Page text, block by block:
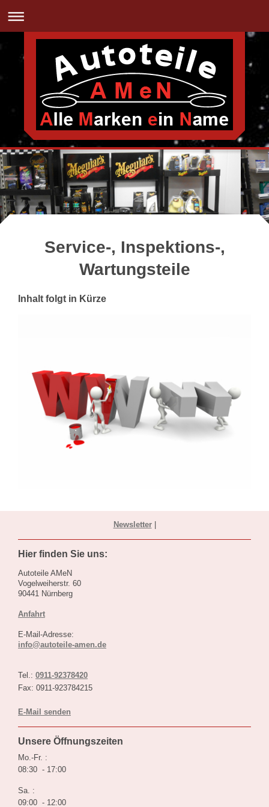
Service-, Inspektions-,
Wartungsteile
Inhalt folgt in Kürze
Newsletter|
Hier finden Sie uns:
Autoteile AMeN
Vogelweiherstr. 60
90441 Nürnberg
Anfahrt
E-Mail-Adresse:
info@autoteile-amen.de
Tel.: 0911-92378420
Fax: 0911-923784215
E-Mail senden
Unsere Öffnungszeiten
Mo.-Fr. :
08:30 - 17:00
Sa. :
09:00 - 12:00